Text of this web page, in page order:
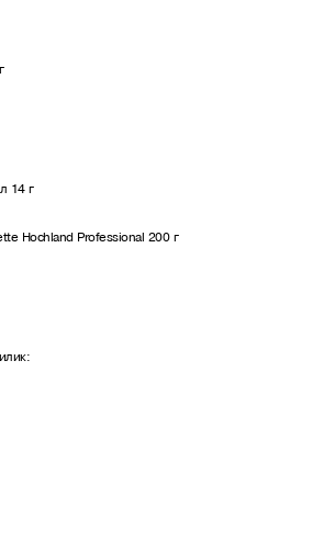
14 г
Hochland Professional 200 г